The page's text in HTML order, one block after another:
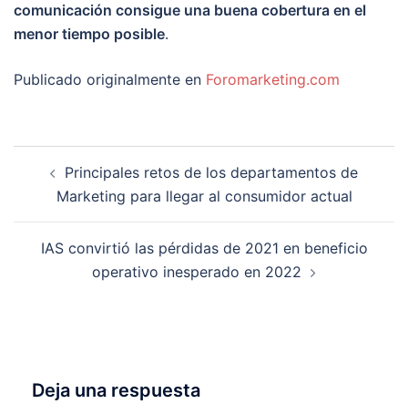
comunicación consigue una buena cobertura en el
menor tiempo posible.
Publicado originalmente en Foromarketing.com
entradas
Principales retos de los departamentos de
Marketing para llegar al consumidor actual
IAS convirtió las pérdidas de 2021 en beneficio
operativo inesperado en 2022
Deja una respuesta